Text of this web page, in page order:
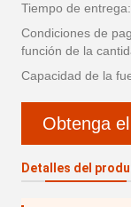
Tiempo de
Condiciones de
función de la
Capacidad de la
Obtenga
Detalles del